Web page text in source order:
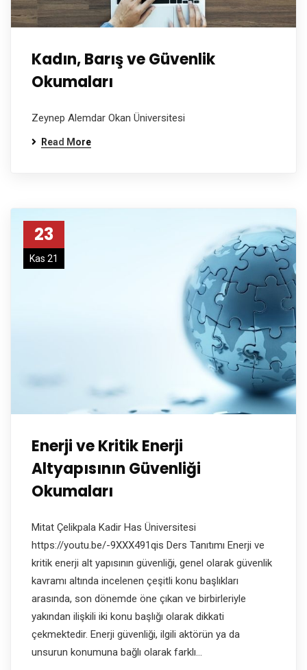
Kadın, Barış ve Güvenlik
Okumaları
Zeynep Alemdar Okan Üniversitesi
Read More
23
Kas 21
Enerji ve Kritik Enerji
Altyapısının Güvenliği
Okumaları
Mitat Çelikpala Kadir Has Üniversitesi
https://youtu.be/-9XXX491qis Ders Tanıtımı Enerji ve
kritik enerji alt yapısının güvenliği, genel olarak güvenlik
kavramı altında incelenen çeşitli konu başlıkları
arasında, son dönemde öne çıkan ve birbirleriyle
yakından ilişkili iki konu başlığı olarak dikkati
çekmektedir. Enerji güvenliği, ilgili aktörün ya da
unsurun konumuna bağlı olarak farklı…